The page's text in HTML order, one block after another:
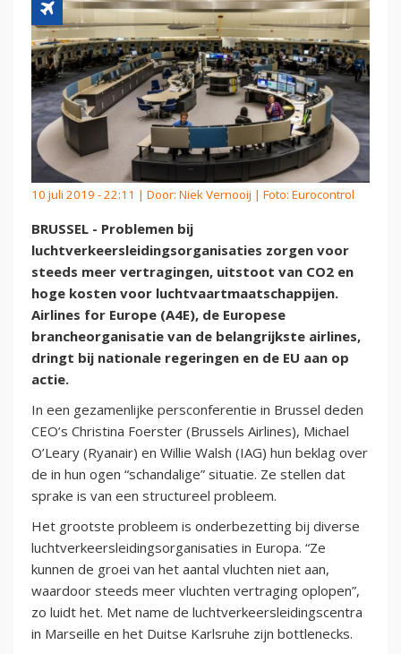
10 juli 2019 - 22:11 | Door: Niek Vernooij | Foto: Eurocontrol
BRUSSEL - Problemen bij
luchtverkeersleidingsorganisaties zorgen voor
steeds meer vertragingen, uitstoot van CO2 en
hoge kosten voor luchtvaartmaatschappijen.
Airlines for Europe (A4E), de Europese
brancheorganisatie van de belangrijkste airlines,
dringt bij nationale regeringen en de EU aan op
actie.
In een gezamenlijke persconferentie in Brussel deden
CEO’s Christina Foerster (Brussels Airlines), Michael
O’Leary (Ryanair) en Willie Walsh (IAG) hun beklag over
de in hun ogen “schandalige” situatie. Ze stellen dat
sprake is van een structureel probleem.
Het grootste probleem is onderbezetting bij diverse
luchtverkeersleidingsorganisaties in Europa. “Ze
kunnen de groei van het aantal vluchten niet aan,
waardoor steeds meer vluchten vertraging oplopen”,
zo luidt het. Met name de luchtverkeersleidingscentra
in Marseille en het Duitse Karlsruhe zijn bottlenecks.